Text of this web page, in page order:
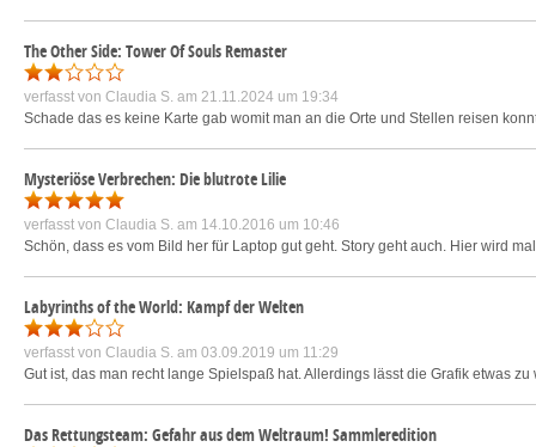
The Other Side: Tower Of Souls Remaster
verfasst von Claudia S. am 21.11.2024 um 19:34
Schade das es keine Karte gab womit man an die Orte und Stellen reisen
Mysteriöse Verbrechen: Die blutrote Lilie
verfasst von Claudia S. am 14.10.2016 um 10:46
Schön, dass es vom Bild her für Laptop gut geht. Story geht auch. Hier wird
Labyrinths of the World: Kampf der Welten
verfasst von Claudia S. am 03.09.2019 um 11:29
Gut ist, das man recht lange Spielspaß hat. Allerdings lässt die Grafik etwas
Das Rettungsteam: Gefahr aus dem Weltraum! Sammleredition